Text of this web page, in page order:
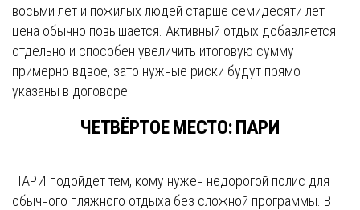
восьми лет и пожилых людей старше семидесяти лет
цена обычно повышается. Активный отдых добавляется
отдельно и способен увеличить итоговую сумму
примерно вдвое, зато нужные риски будут прямо
указаны в договоре.
ЧЕТВЁРТОЕ МЕСТО: ПАРИ
ПАРИ подойдёт тем, кому нужен недорогой полис для
обычного пляжного отдыха без сложной программы. В